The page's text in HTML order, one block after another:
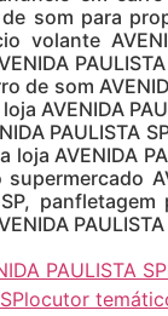
som para
volante
som
AVENIDA
PAULISTA
AVENIDA
PAULISTA
PAULISTA SP
locutor